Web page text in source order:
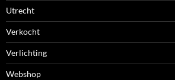
Utrecht
Verkocht
Verlichting
Webshop